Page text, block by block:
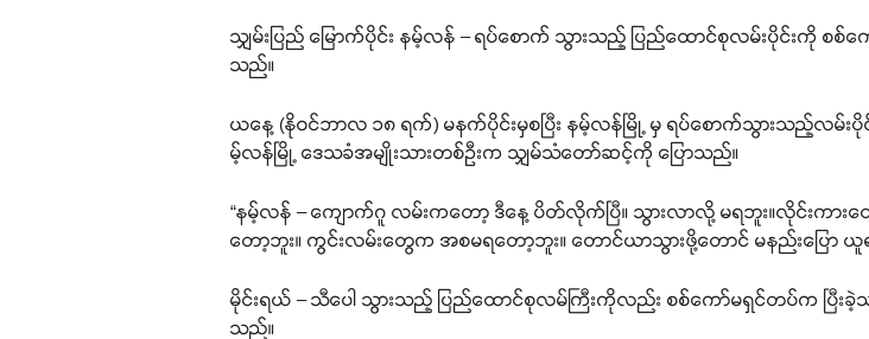
သျှမ်းပြည် မြောက်ပိုင်း နမ့်လန် – ရပ်စောက် သွားသည့် ပြည်ထောင်စုလမ်းပိုင်းကို စ
သည်။
ယနေ့ (နိုဝင်ဘာလ ၁၈ ရက်) မနက်ပိုင်းမှစပြီး နမ့်လန်မြို့ မှ ရပ်စောက်သွားသည့်လမ်
မ့်လန်မြို့ ဒေသခံအမျိုးသားတစ်ဦးက သျှမ်သံတော်ဆင့်ကို ပြောသည်။
“နမ့်လန် – ကျောက်ဂူ လမ်းကတော့ ဒီနေ့ ပိတ်လိုက်ပြီ။ သွားလာလို့ မရဘူး။လိုင်
တော့ဘူး။ ကွင်းလမ်းတွေက အစမရတော့ဘူး။ တောင်ယာသွားဖို့တောင် မနည်းပြော
မိုင်းရယ် – သီပေါ သွားသည့် ပြည်ထောင်စုလမ်ကြီးကိုလည်း စစ်ကော်မရှင်တပ်က ပြီ
သည်။